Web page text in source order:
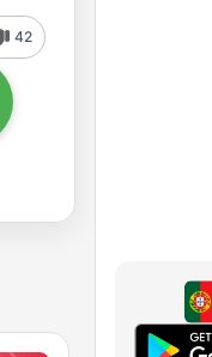
42